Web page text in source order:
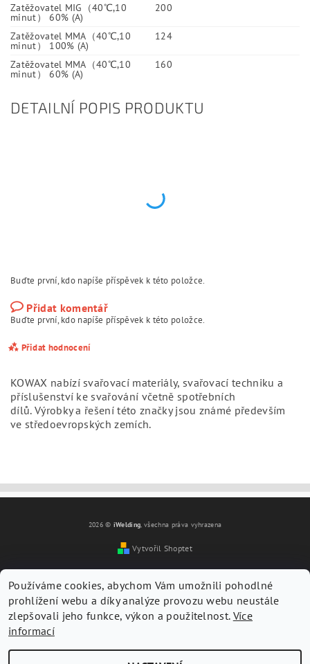
Zatěžovatel MIG（40℃,10
minut） 60% (A)
200
Zatěžovatel MMA（40℃,10
minut） 100% (A)
124
Zatěžovatel MMA（40℃,10
minut） 60% (A)
160
DETAILNÍ POPIS PRODUKTU
Buďte první, kdo napíše příspěvek k této položce.
Přidat komentář
Buďte první, kdo napíše příspěvek k této položce.
Přidat hodnocení
osobních údajů
KOWAX nabízí svařovací materiály, svařovací techniku a
příslušenství ke svařování včetně spotřebních
dílů.Výrobky a řešení této značky jsou známé především
ve středoevropských zemích.
2026 © iWelding, všechna práva vyhrazena
Vytvořil Shoptet
Používáme cookies, abychom Vám umožnili pohodlné
prohlížení webu a díky analýze provozu webu neustále
zlepšovali jeho funkce, výkon a použitelnost. Více
informací